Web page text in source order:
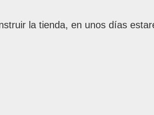
la tienda, en unos días